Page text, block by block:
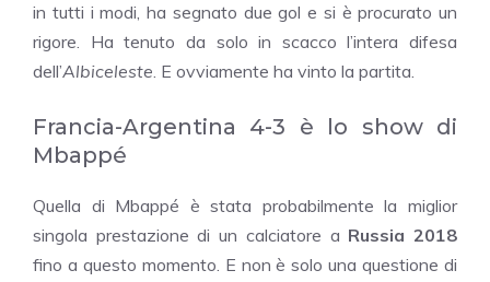
in tutti i modi, ha segnato due gol e si è procurato un
rigore. Ha tenuto da solo in scacco l’intera difesa
dell’Albiceleste. E ovviamente ha vinto la partita.
Francia-Argentina 4-3 è lo show di
Mbappé
Quella di Mbappé è stata probabilmente la miglior
singola prestazione di un calciatore a Russia 2018
fino a questo momento. E non è solo una questione di